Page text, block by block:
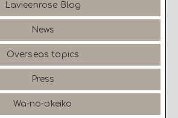
Lavieenrose Blog
News
Overseas topics
Press
Wa-no-okeiko